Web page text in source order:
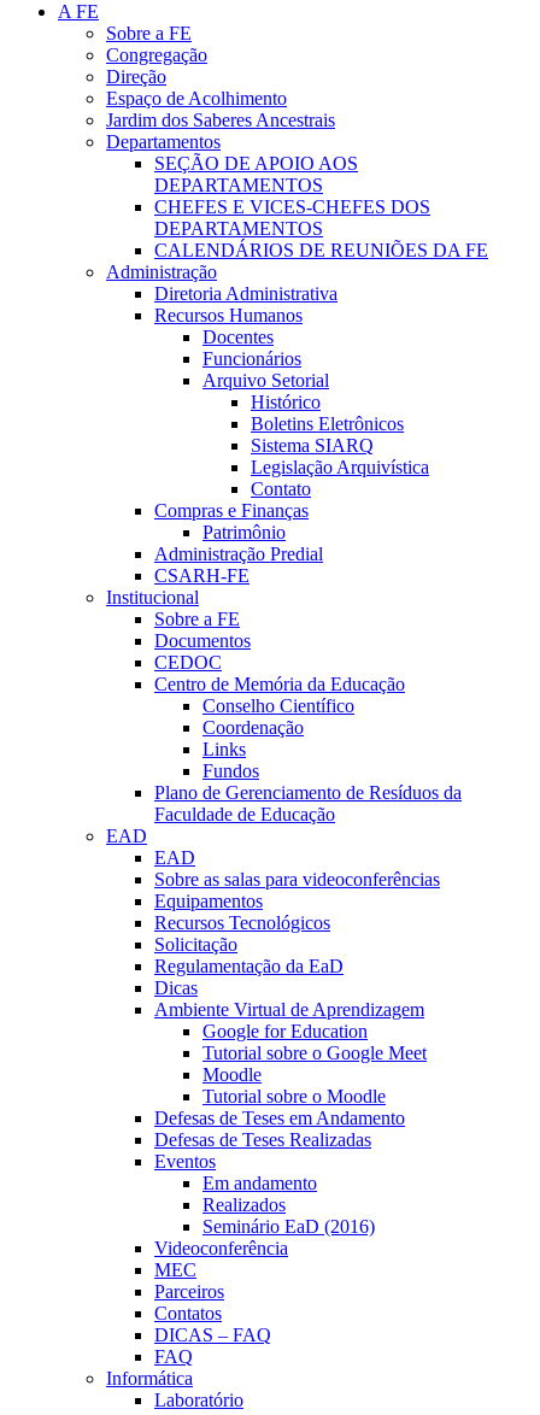
A FE
Sobre a FE
Congregação
Direção
Espaço de Acolhimento
Jardim dos Saberes Ancestrais
Departamentos
SEÇÃO DE APOIO AOS
DEPARTAMENTOS
CHEFES E VICES-CHEFES DOS
DEPARTAMENTOS
CALENDÁRIOS DE REUNIÕES DA FE
Administração
Diretoria Administrativa
Recursos Humanos
Docentes
Funcionários
Arquivo Setorial
Histórico
Boletins Eletrônicos
Sistema SIARQ
Legislação Arquivística
Contato
Compras e Finanças
Patrimônio
Administração Predial
CSARH-FE
Institucional
Sobre a FE
Documentos
CEDOC
Centro de Memória da Educação
Conselho Científico
Coordenação
Links
Fundos
Plano de Gerenciamento de Resíduos da
Faculdade de Educação
EAD
EAD
Sobre as salas para videoconferências
Equipamentos
Recursos Tecnológicos
Solicitação
Regulamentação da EaD
Dicas
Ambiente Virtual de Aprendizagem
Google for Education
Tutorial sobre o Google Meet
Moodle
Tutorial sobre o Moodle
Defesas de Teses em Andamento
Defesas de Teses Realizadas
Eventos
Em andamento
Realizados
Seminário EaD (2016)
Videoconferência
MEC
Parceiros
Contatos
DICAS – FAQ
FAQ
Informática
Laboratório